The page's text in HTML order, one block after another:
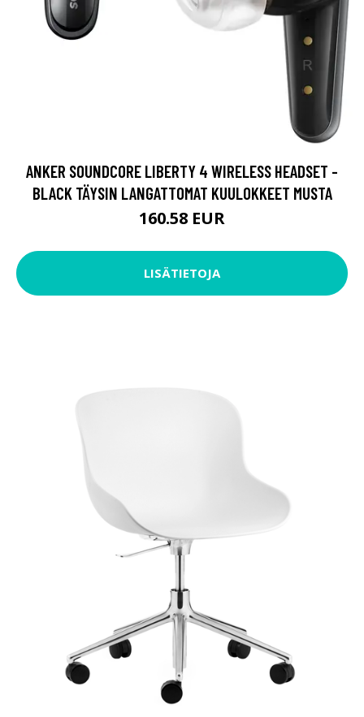
ANKER SOUNDCORE LIBERTY 4 WIRELESS HEADSET -
BLACK TÄYSIN LANGATTOMAT KUULOKKEET MUSTA
160.58 EUR
LISÄTIETOJA